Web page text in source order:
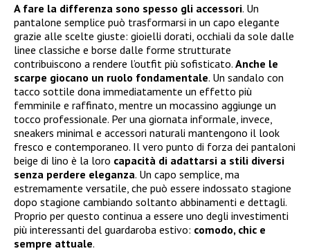
A fare la differenza sono spesso gli accessori. Un
pantalone semplice può trasformarsi in un capo elegante
grazie alle scelte giuste: gioielli dorati, occhiali da sole dalle
linee classiche e borse dalle forme strutturate
contribuiscono a rendere l’outfit più sofisticato. Anche le
scarpe giocano un ruolo fondamentale. Un sandalo con
tacco sottile dona immediatamente un effetto più
femminile e raffinato, mentre un mocassino aggiunge un
tocco professionale. Per una giornata informale, invece,
sneakers minimal e accessori naturali mantengono il look
fresco e contemporaneo. Il vero punto di forza dei pantaloni
beige di lino è la loro capacità di adattarsi a stili diversi
senza perdere eleganza. Un capo semplice, ma
estremamente versatile, che può essere indossato stagione
dopo stagione cambiando soltanto abbinamenti e dettagli.
Proprio per questo continua a essere uno degli investimenti
più interessanti del guardaroba estivo: comodo, chic e
sempre attuale.